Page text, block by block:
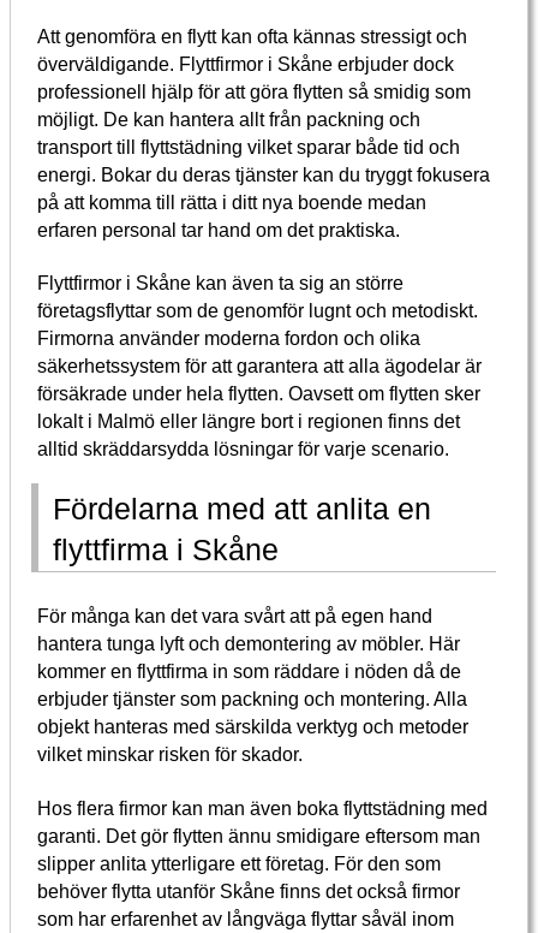
Att genomföra en flytt kan ofta kännas stressigt och
överväldigande. Flyttfirmor i Skåne erbjuder dock
professionell hjälp för att göra flytten så smidig som
möjligt. De kan hantera allt från packning och
transport till flyttstädning vilket sparar både tid och
energi. Bokar du deras tjänster kan du tryggt fokusera
på att komma till rätta i ditt nya boende medan
erfaren personal tar hand om det praktiska.
Flyttfirmor i Skåne kan även ta sig an större
företagsflyttar som de genomför lugnt och metodiskt.
Firmorna använder moderna fordon och olika
säkerhetssystem för att garantera att alla ägodelar är
försäkrade under hela flytten. Oavsett om flytten sker
lokalt i Malmö eller längre bort i regionen finns det
alltid skräddarsydda lösningar för varje scenario.
Fördelarna med att anlita en
flyttfirma i Skåne
För många kan det vara svårt att på egen hand
hantera tunga lyft och demontering av möbler. Här
kommer en flyttfirma in som räddare i nöden då de
erbjuder tjänster som packning och montering. Alla
objekt hanteras med särskilda verktyg och metoder
vilket minskar risken för skador.
Hos flera firmor kan man även boka flyttstädning med
garanti. Det gör flytten ännu smidigare eftersom man
slipper anlita ytterligare ett företag. För den som
behöver flytta utanför Skåne finns det också firmor
som har erfarenhet av långväga flyttar såväl inom